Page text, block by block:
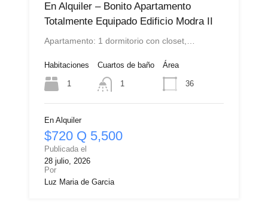
En Alquiler – Bonito Apartamento
Totalmente Equipado Edificio Modra II
Apartamento: 1 dormitorio con closet,…
Habitaciones
1
Cuartos de baño
1
Área
36
En Alquiler
$720 Q 5,500
Publicada el
28 julio, 2026
Por
Luz Maria de Garcia